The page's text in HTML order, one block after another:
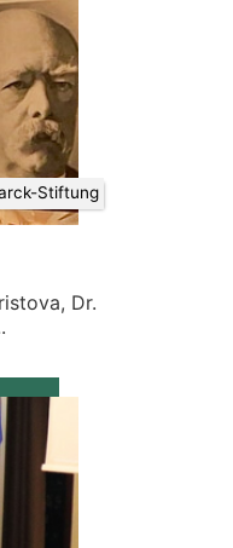
Stiftung
Dr.